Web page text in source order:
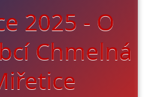
2025 - O
Chmelná